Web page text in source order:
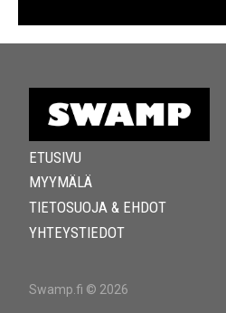
ETUSIVU
MYYMÄLÄ
TIETOSUOJA & EHDOT
YHTEYSTIEDOT
Swamp.fi © 2026